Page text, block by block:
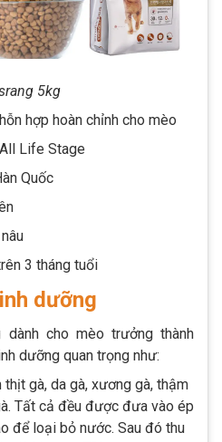
5kg
hợp hoàn chỉnh cho mèo
Life Stage
Quốc
3 tháng tuổi
dưỡng
dành cho mèo trưởng thành
dưỡng quan trọng như:
gà, da gà, xương gà, thậm
Tất cả đều được đưa vào ép
để loại bỏ nước. Sau đó thu